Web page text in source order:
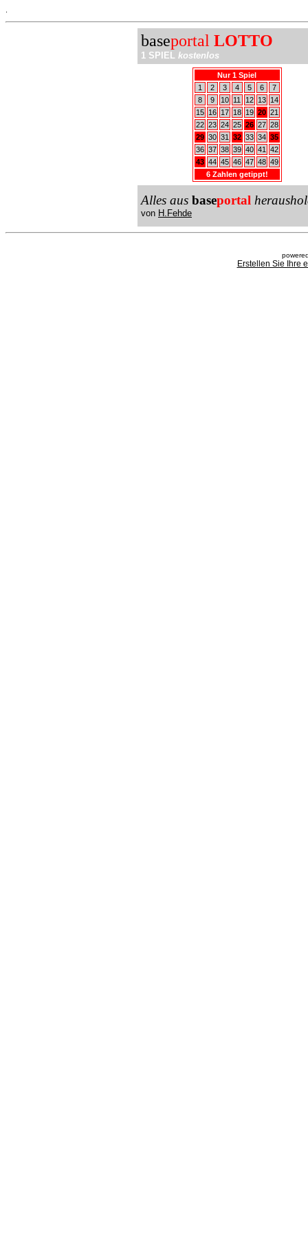
baseportal LOTTO
1 SPIEL kostenlos
Nur 1 Spiel
1
2 3 4 5 6
7
8
9 10 11 12 13
14
15
16 17 18 19 20 21
22 23 24 25 26 27 28
29 30 31 32 33 34 35
36 37 38 39 40 41
42
43 44 45 46 47 48 49
6 Zahlen getippt!
Alles aus baseportal
von H.Fehde
Erstellen Sie Ihre